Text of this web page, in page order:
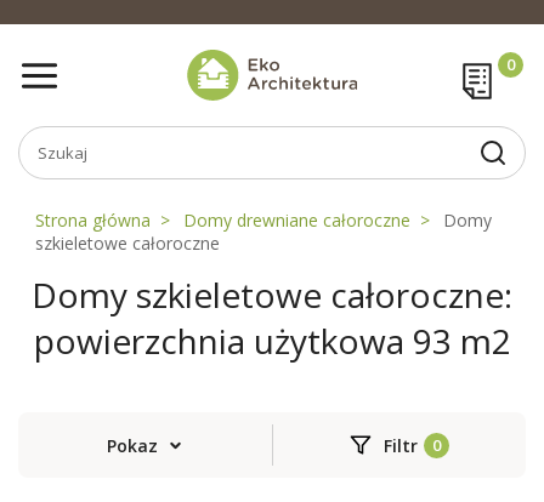
Strona główna Domy drewniane całoroczne
Domy
szkieletowe całoroczne
Domy szkieletowe całoroczne:
powierzchnia użytkowa 93 m2
Pokaz Filtr